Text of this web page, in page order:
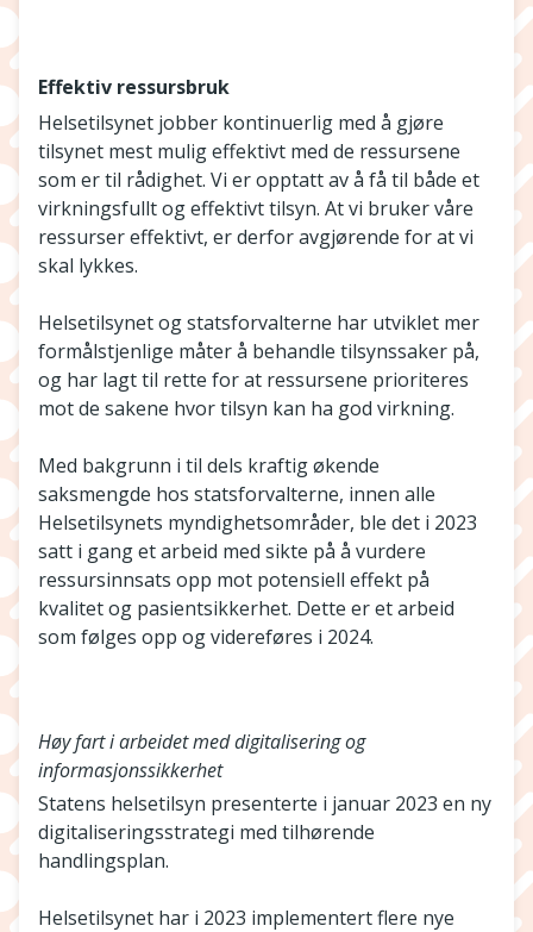
Effektiv ressursbruk
Helsetilsynet jobber kontinuerlig med å gjøre
tilsynet mest mulig effektivt med de ressursene
som er til rådighet. Vi er opptatt av å få til både et
virkningsfullt og effektivt tilsyn. At vi bruker våre
ressurser effektivt, er derfor avgjørende for at vi
skal lykkes.
Helsetilsynet og statsforvalterne har utviklet mer
formålstjenlige måter å behandle tilsynssaker på,
og har lagt til rette for at ressursene prioriteres
mot de sakene hvor tilsyn kan ha god virkning.
Med bakgrunn i til dels kraftig økende
saksmengde hos statsforvalterne, innen alle
Helsetilsynets myndighetsområder, ble det i 2023
satt i gang et arbeid med sikte på å vurdere
ressursinnsats opp mot potensiell effekt på
kvalitet og pasientsikkerhet. Dette er et arbeid
som følges opp og videreføres i 2024.
Høy fart i arbeidet med digitalisering og
informasjonssikkerhet
Statens helsetilsyn presenterte i januar 2023 en ny
digitaliseringsstrategi med tilhørende
handlingsplan.
Helsetilsynet har i 2023 implementert flere nye